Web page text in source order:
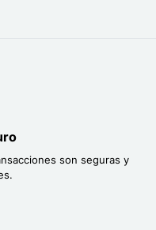
son seguras y